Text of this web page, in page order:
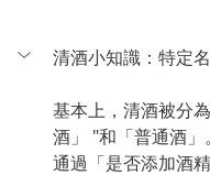
清酒小知識： 特定
基本上，清酒被分
酒」 "和 「普通酒 」 。
通過 「是否添加酒精